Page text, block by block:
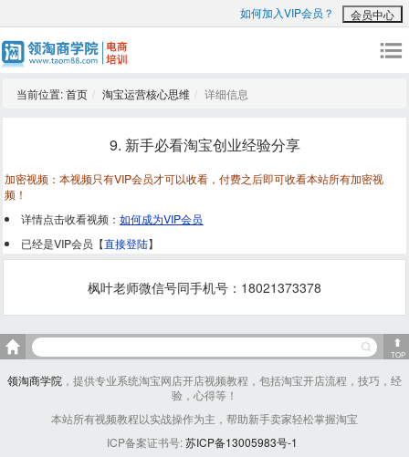
如何加入VIP会员？ 会员中心
当前位置:首页 淘宝运营核心思维 详细信息
9. 新手必看淘宝创业经验分享
加密视频：本视频只有VIP会员才可以收看，付费之后即可收看本站所有加密视
频！
详情点击收看视频：如何成为VIP会员
已经是VIP会员【直接登陆】
枫叶老师微信号同手机号：18021373378
TOP
领淘商学院 ，提供专业系统淘宝网店开店视频教程，包括淘宝开店流程，技巧，经
验，心得等！
本站所有视频教程以实战操作为主，帮助新手卖家轻松掌握淘宝
ICP备案证书号:苏ICP备13005983号-1